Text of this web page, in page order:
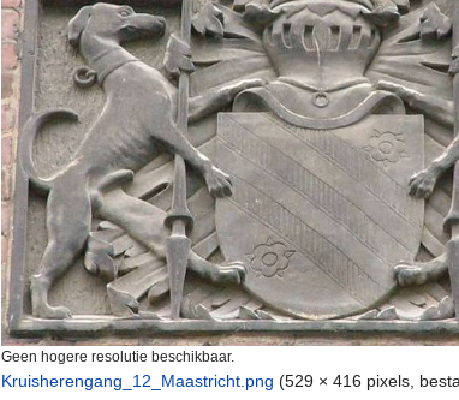
Geen hogere resolutie beschikbaar.
Kruisherengang_12_Maastricht.png (529 × 416 pixels,